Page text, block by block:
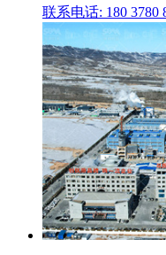
联系电话: 180 3780